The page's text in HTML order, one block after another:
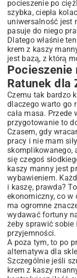
Moje Triki na Krem
Sekrety)
Wasze Pytania,
To Co, Wracamy
pocieszenie po
szybka, ciepła
uniwersalność jest
pasuje do niego
Dlatego właśnie
krem z kaszy
jest bazą, z którą
Pocieszenie
Ratunek dla
Czemu tak bardzo
dlaczego warto go
cała masa. Przede
przygotowanie to
Czasem, gdy
pracy i nie mam
skomplikowanego,
się czegoś
kaszy manny jest
wybawieniem.
i kaszę, prawda?
ekonomiczny, co w
ma ogromne
wydawać fortuny
żeby sprawić sobie
przyjemności.
A poza tym, to po
alternatywa dla
Szczególnie jeśli
krem z kaszy